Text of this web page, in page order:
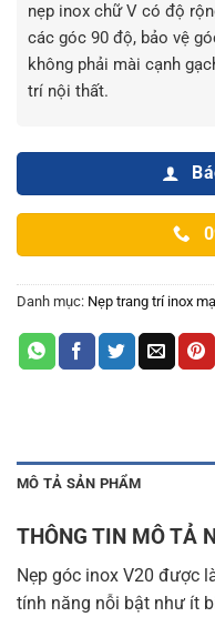
nẹp inox chữ V có độ
các góc 90 độ, bảo vệ
không phải mài cạnh
trí nội thất.
Danh mục: Nẹp trang trí inox
MÔ TẢ SẢN PHẨM
THÔNG TIN MÔ TẢ
Nẹp góc inox V20 được
tính năng nỗi bật như ít